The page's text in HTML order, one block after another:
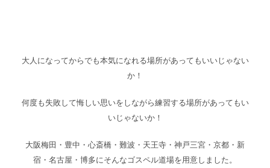
大人になってからでも本気になれる場所があってもいいじゃない
か！
何度も失敗して悔しい思いをしながら練習する場所があってもい
いじゃないか！
大阪梅田・豊中・心斎橋・難波・天王寺・神戸三宮・京都・新
宿・名古屋・博多にそんなゴスペル道場を用意しました。